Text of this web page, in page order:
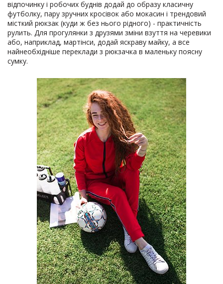
відпочинку і робочих буднів додай до образу класичну
футболку, пару зручних кросівок або мокасин і трендовий
місткий рюкзак (куди ж без нього рідного) - практичність
рулить. Для прогулянки з друзями зміни взуття на черевики
або, наприклад, мартінси, додай яскраву майку, а все
найнеобхідніше переклади з рюкзачка в маленьку поясну
сумку.